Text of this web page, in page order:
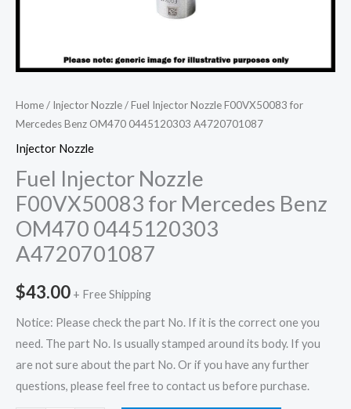
Home/ Injector Nozzle/ Fuel Injector Nozzle F00VX50083 for
Mercedes Benz OM470 0445120303 A4720701087
Injector Nozzle
Fuel Injector Nozzle
F00VX50083 for Mercedes Benz
OM470 0445120303
A4720701087
$43.00 + Free Shipping
Notice: Please check the part No. If it is the correct one you
need. The part No. Is usually stamped around its body. If you
are not sure about the part No. Or if you have any further
questions, please feel free to contact us before purchase.